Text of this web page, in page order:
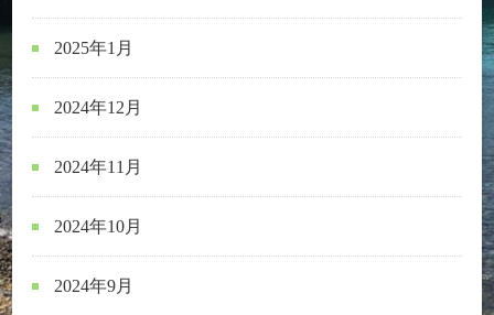
2025年1月
2024年12月
2024年11月
2024年10月
2024年9月